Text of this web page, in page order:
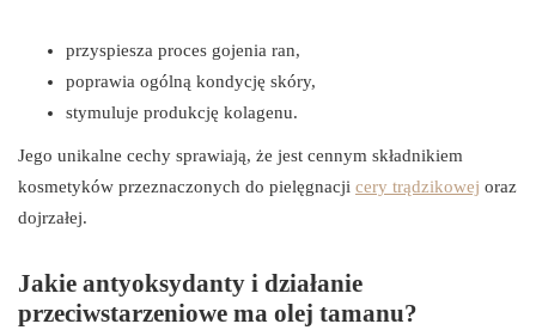
przyspiesza proces gojenia ran,
poprawia ogólną kondycję skóry,
stymuluje produkcję kolagenu.
Jego unikalne cechy sprawiają, że jest cennym składnikiem
kosmetyków przeznaczonych do pielęgnacji cery trądzikowej oraz
dojrzałej.
Jakie antyoksydanty i działanie
przeciwstarzeniowe ma olej tamanu?